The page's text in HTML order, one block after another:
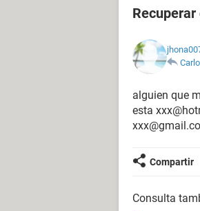
alguien que
esta
Compartir
Consulta